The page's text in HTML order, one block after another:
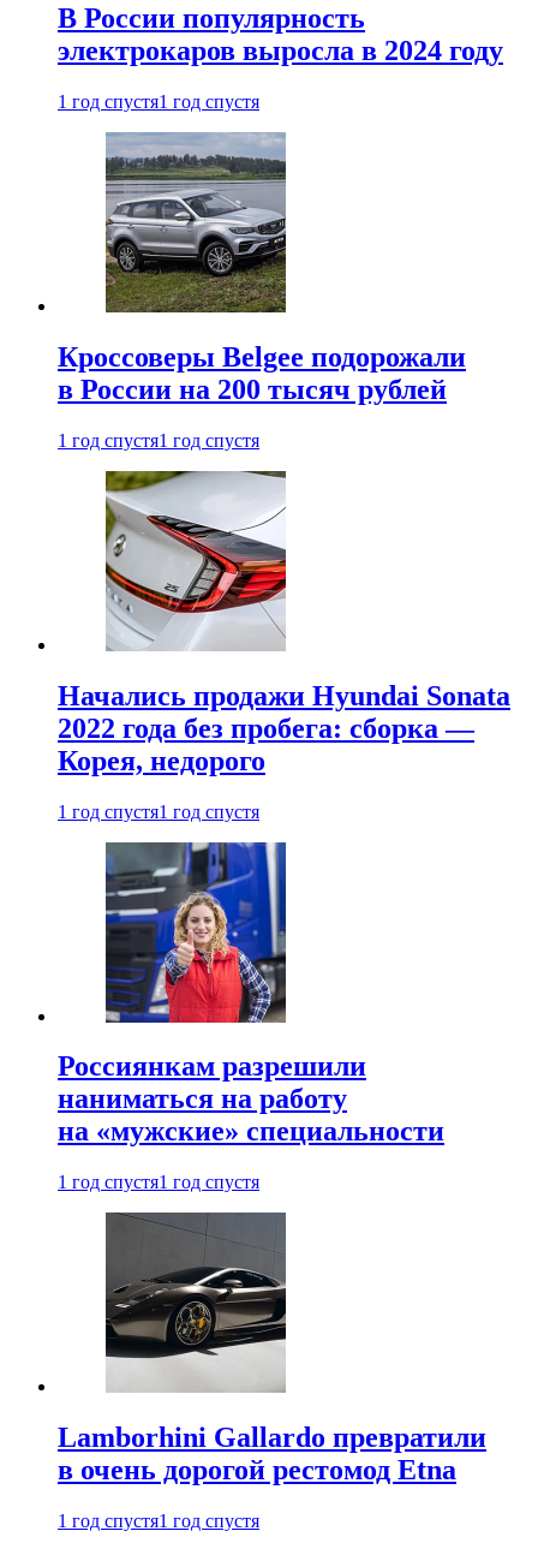
В России популярность
электрокаров выросла в 2024 году
1 год спустя1 год спустя
Кроссоверы Belgee подорожали
в России на 200 тысяч рублей
1 год спустя1 год спустя
Начались продажи Hyundai Sonata
2022 года без пробега: сборка —
Корея, недорого
1 год спустя1 год спустя
Россиянкам разрешили
наниматься на работу
на «мужские» специальности
1 год спустя1 год спустя
Lamborhini Gallardo превратили
в очень дорогой рестомод Etna
1 год спустя1 год спустя